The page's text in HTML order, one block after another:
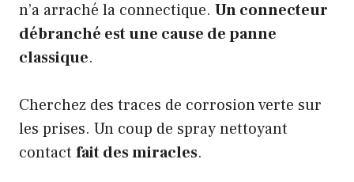
n’a arraché la connectique. Un connecteur
débranché est une cause de panne
classique.
Cherchez des traces de corrosion verte sur
les prises. Un coup de spray nettoyant
contact fait des miracles.